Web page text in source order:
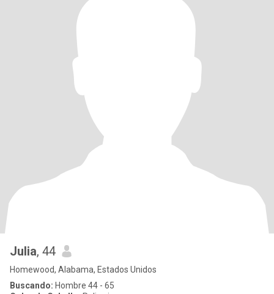
Julia, 44
Homewood, Alabama, Estados Unidos
Buscando: Hombre 44 - 65